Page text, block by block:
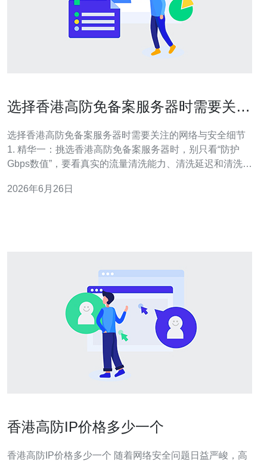
选择香港高防免备案服务器时需要关注
选择香港高防免备案服务器时需要关注的网络与安全细节
1. 精华一：挑选香港高防免备案服务器时，别只看“防护
Gbps数值”，要看真实的流量清洗能力、清洗延迟和清洗策
选择有明确上游容量与互联伙伴、并能提供流量溯源的供
2026年6月26日
香港高防IP价格多少一个
香港高防IP价格多少一个 随着网络安全问题日益严峻，高